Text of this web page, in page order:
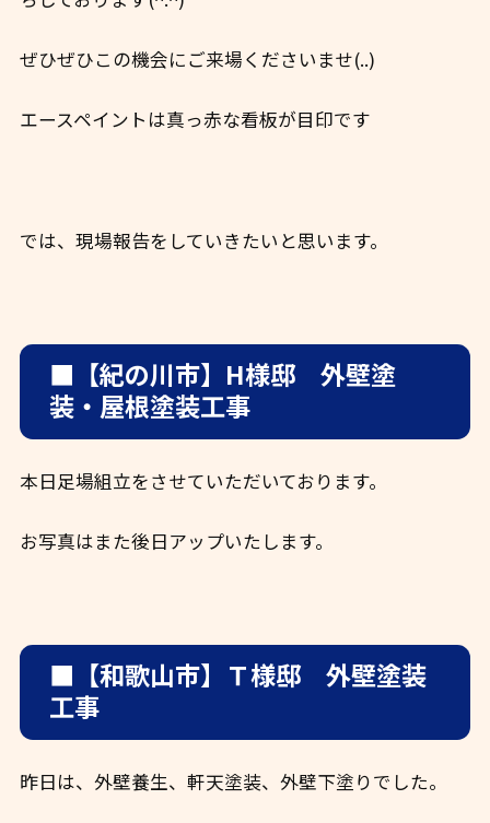
ぜひぜひこの機会にご来場くださいませ(..)
エースペイントは真っ赤な看板が目印です
では、現場報告をしていきたいと思います。
■【紀の川市】H様邸 外壁塗
装・屋根塗装工事
本日足場組立をさせていただいております。
お写真はまた後日アップいたします。
■【和歌山市】Ｔ様邸 外壁塗装
工事
昨日は、外壁養生、軒天塗装、外壁下塗りでした。